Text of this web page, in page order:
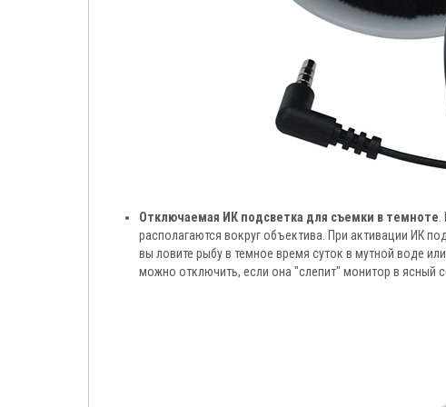
Отключаемая ИК подсветка для съемки в темноте.
располагаются вокруг объектива. При активации ИК
вы ловите рыбу в темное время суток в мутной воде
можно отключить, если она "слепит" монитор в ясный